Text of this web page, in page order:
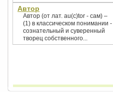
Автор
Автор (от лат. au(c)tor - сам) –
(1) в классическом понимании -
сознательный и суверенный
творец собственного...